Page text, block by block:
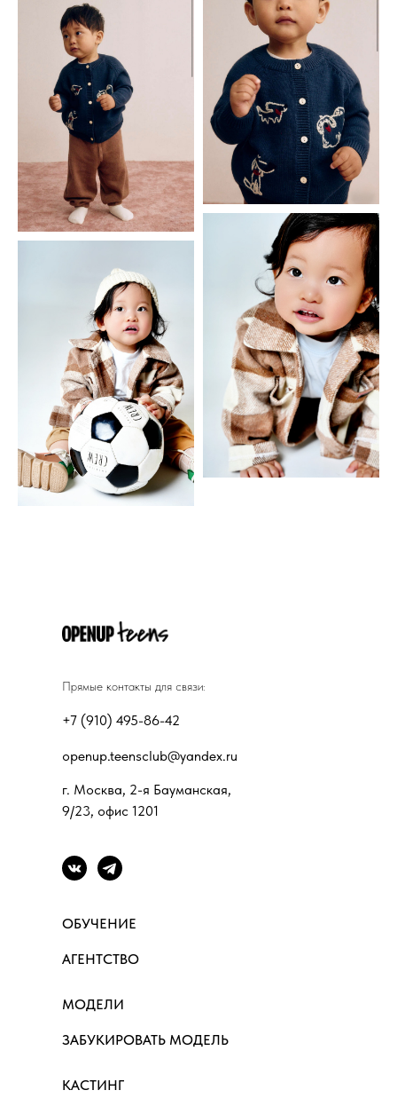
г. Москва, 2-я Бауманская,
9/23, офис 1201
+7 (910) 495-86-42
openup.teensclub@yandex.ru
Прямые контакты для связи:
ОБУЧЕНИЕ
МОДЕЛИ
АГЕНТСТВО
КАСТИНГ
ЗАБУКИРОВАТЬ МОДЕЛЬ